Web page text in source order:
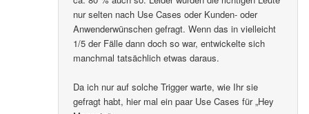
nur selten nach Use Cases oder Kunden- oder
Anwenderwünschen gefragt. Wenn das in vielleicht
1/5 der Fälle dann doch so war, entwickelte sich
manchmal tatsächlich etwas daraus.
Da ich nur auf solche Trigger warte, wie Ihr sie
gefragt habt, hier mal ein paar Use Cases für „Hey